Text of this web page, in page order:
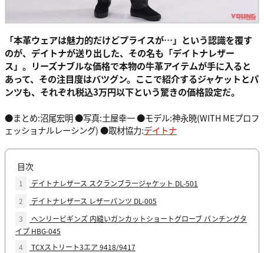
「本革ウェアは魅力的だけどプライスが…」という認識を覆す
のが、デイトナが送り出した、その名も「デイトナレザー
ス」。リーズナブルな価格で本物の牛革アイテムが手に入ると
あって、その注目度はバツグン。ここで紹介するジャケットとパ
ンツも、それぞれ税込3万円以下という驚きの価格設定だ。
●まとめ:沼尾宏明 ●写真:土屋幸一 ●モデル:神永暁(WITH MEプロフ
ェッショナルレーシング) ●取材協力:デイトナ
目次
1
デイトナレザース スクランブラージャケット DL-501
2
デイトナレザース レザーパンツ DL-005
3
ヘンリービギンズ 内縫いガンカットショートグローブ パンチングタ
イプ HBG-045
4
TCXストリート3エア 9418/9417